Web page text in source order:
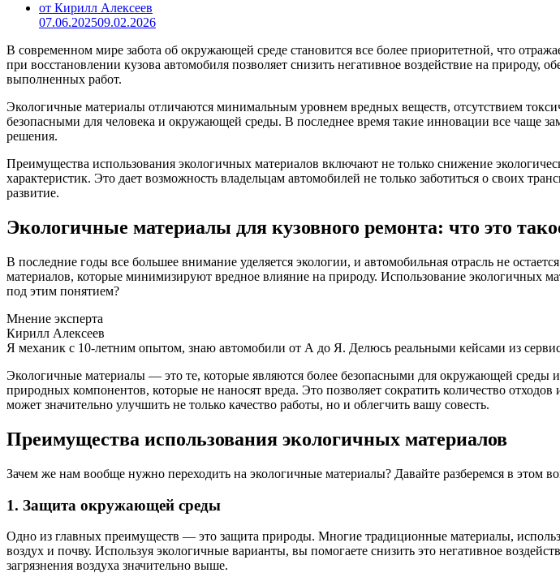
от Кирилл Алексеев
07.06.202509.02.2026
В современном мире забота об окружающей среде становится все более приоритетной, что
при восстановлении кузова автомобиля позволяет снизить негативное воздействие на природу,
выполненных работ.
Экологичные материалы отличаются минимальным уровнем вредных веществ, отсутствием
безопасными для человека и окружающей среды. В последнее время такие инновации все чаще
решения.
Преимущества использования экологичных материалов включают не только снижение
характеристик. Это дает возможность владельцам автомобилей не только заботиться о своих
развитие.
Экологичные материалы для кузовного ремонта: что это
В последние годы все большее внимание уделяется экологии, и автомобильная отрасль не
материалов, которые минимизируют вредное влияние на природу. Использование экологичных
под этим понятием?
Мнение эксперта
Кирилл Алексеев
Я механик с 10-летним опытом, знаю автомобили от А до Я. Делюсь реальными кейсами из
Экологичные материалы — это те, которые являются более безопасными для окружающей среды
природных компонентов, которые не наносят вреда. Это позволяет сократить количество
может значительно улучшить не только качество работы, но и облегчить вашу совесть.
Преимущества использования экологичных материалов
Зачем же нам вообще нужно переходить на экологичные материалы? Давайте разберемся в этом
1. Защита окружающей среды
Одно из главных преимуществ — это защита природы. Многие традиционные материалы,
воздух и почву. Используя экологичные варианты, вы помогаете снизить это негативное
загрязнения воздуха значительно выше.